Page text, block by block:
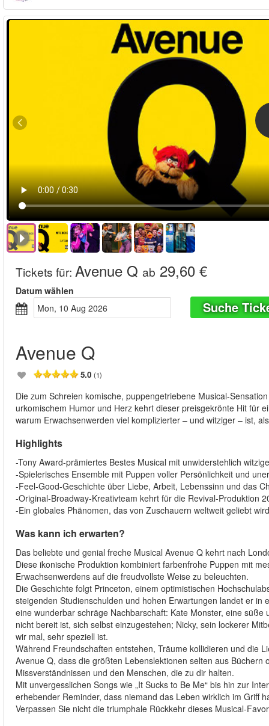
Tickets für: Avenue Q ab 29,60 €
Datum wählen
Mon, 10 Aug 2026
Suche
Avenue Q
5.0 (1)
Die zum Schreien komische, puppengetriebene Musical-
urkomischem Humor und Herz kehrt dieser preisgekrönte Hit für
warum Erwachsenwerden viel komplizierter – und witziger – ist,
Highlights
-Tony Award-prämiertes Bestes Musical mit unwiderstehlich
-Spielerisches Ensemble mit Puppen voller Persönlichkeit und
-Feel-Good-Geschichte über Liebe, Arbeit, Lebenssinn und das
-Original-Broadway-Kreativteam kehrt für die Revival-Produktion
-Ein globales Phänomen, das von Zuschauern weltweit geliebt wird
Was kann ich erwarten?
Das beliebte und genial freche Musical Avenue Q kehrt nach
Diese ikonische Produktion kombiniert farbenfrohe Puppen mit
Erwachsenwerdens auf die freudvollste Weise zu beleuchten.
Die Geschichte folgt Princeton, einem optimistischen
steigenden Studienschulden und hohen Erwartungen landet er
eine wunderbar schräge Nachbarschaft: Kate Monster, eine
nicht bereit ist, sich selbst einzugestehen; Nicky, sein lockerer
wir mal, sehr speziell ist.
Während Freundschaften entstehen, Träume kollidieren und die
Avenue Q, dass die größten Lebenslektionen selten aus
Missverständnissen und den Menschen, die zu dir halten.
Mit unvergesslichen Songs wie „It Sucks to Be Me“ bis hin zur
erhebender Reminder, dass niemand das Leben wirklich im Griff
Verpassen Sie nicht die triumphale Rückkehr dieses Musical-